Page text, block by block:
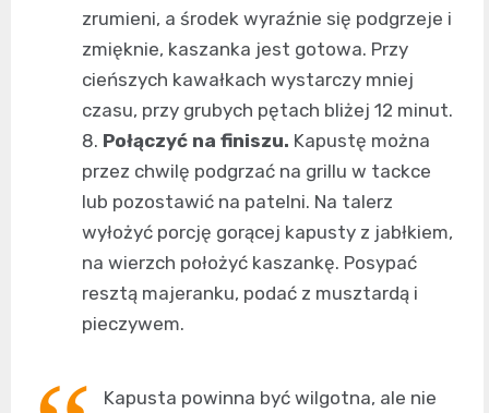
zrumieni, a środek wyraźnie się podgrzeje i
zmięknie, kaszanka jest gotowa. Przy
cieńszych kawałkach wystarczy mniej
czasu, przy grubych pętach bliżej 12 minut.
Połączyć na finiszu. Kapustę można
przez chwilę podgrzać na grillu w tackce
lub pozostawić na patelni. Na talerz
wyłożyć porcję gorącej kapusty z jabłkiem,
na wierzch położyć kaszankę. Posypać
resztą majeranku, podać z musztardą i
pieczywem.
Kapusta powinna być wilgotna, ale nie